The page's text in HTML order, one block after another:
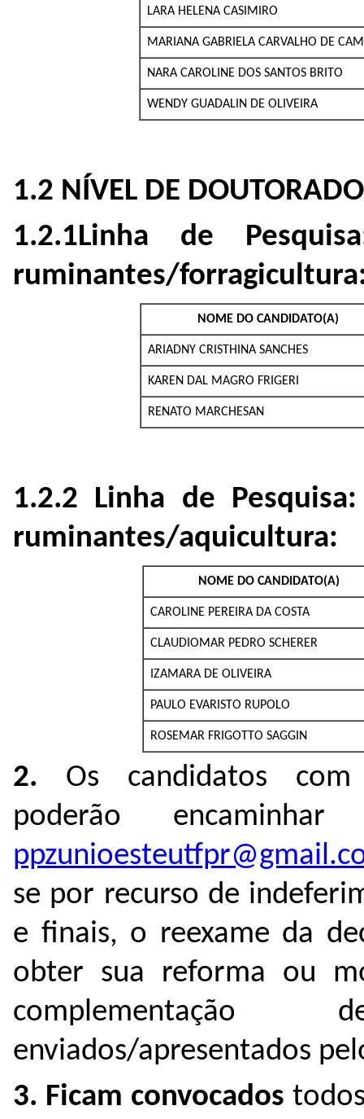
LARA HELENA CASIMIRO
MARIANA GABRIELA CARVALHO DE
NARA CAROLINE DOS SANTOS BRITO
WENDY GUADALIN DE OLIVEIRA
1.2 NÍVEL DE
1.2.1Linha de
ruminantes/
NOME DO CANDIDATO(A)
ARIADNY CRISTHINA SANCHES
KAREN DAL MAGRO FRIGERI
RENATO MARCHESAN
1.2.2 Linha de
ruminantes/aquicultura:
NOME DO CANDIDATO(A)
CAROLINE PEREIRA DA COSTA
CLAUDIOMAR PEDRO SCHERER
IZAMARA DE OLIVEIRA
PAULO EVARISTO RUPOLO
ROSEMAR FRIGOTTO SAGGIN
2. Os candidatos
poderão
se por recurso de
e finais, o reexame da
obter sua reforma ou
enviados/apresentados
3. Ficam convocados